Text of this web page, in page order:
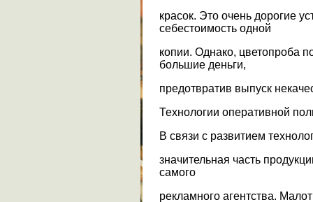
красок. Это очень дорогие
себестоимость одной
копии. Однако, цветопроба
большие деньги,
предотвратив выпуск
Технологии оперативной
В связи с развитием
значительная часть
самого
рекламного агентства.